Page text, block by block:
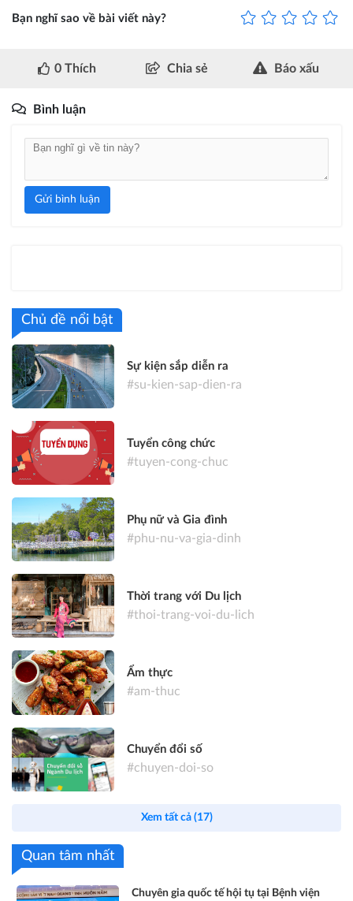
Bạn nghĩ sao về bài viết này?
0 Thích Chia sẻ Báo xấu
Bình luận
Gửi bình luận
Chủ đề nổi bật
Sự kiện sắp diễn ra
#su-kien-sap-dien-ra
Tuyển công chức
#tuyen-cong-chuc
Phụ nữ và Gia đình
#phu-nu-va-gia-dinh
Thời trang với Du lịch
#thoi-trang-voi-du-lich
Ẩm thực
#am-thuc
Chuyển đổi số
#chuyen-doi-so
Xem tất cả (17)
Quan tâm nhất
Chuyên gia quốc tế hội tụ tại Bệnh viện